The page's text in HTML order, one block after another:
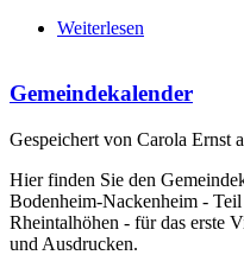
Weiterlesen
Gemeindekalender
Gespeichert von Carola Ernst
Hier finden Sie den
Bodenheim-Nackenheim -
Rheintalhöhen - für das erste
und Ausdrucken.